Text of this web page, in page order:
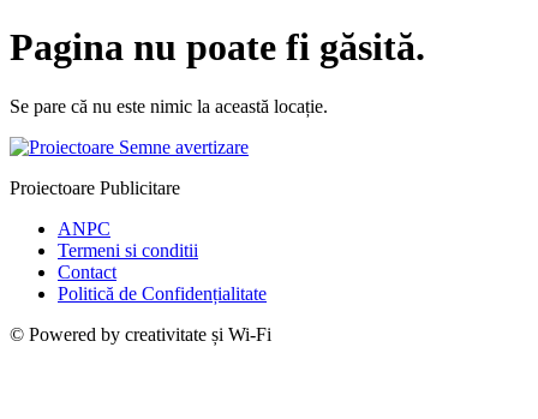
Pagina nu poate fi găsită.
Se pare că nu este nimic la această locație.
Proiectoare Publicitare
ANPC
Termeni si conditii
Contact
Politică de Confidențialitate
© Powered by creativitate și Wi-Fi